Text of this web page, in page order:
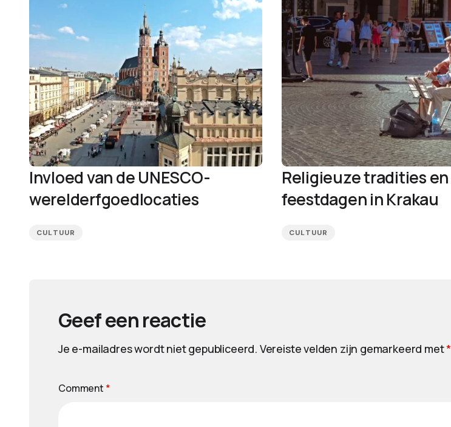
Invloed van de UNESCO-
werelderfgoedlocaties
CULTUUR
Religieuze tradities en
feestdagen in Krakau
CULTUUR
Geef een reactie
Je e-mailadres wordt niet gepubliceerd. Vereiste velden zijn gemarkeerd met*
Comment *